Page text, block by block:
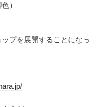
）
プを展開することになっ